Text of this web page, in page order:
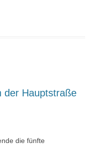
der Hauptstraße
die fünfte